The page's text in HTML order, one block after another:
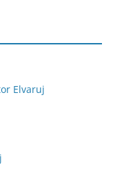
Elvaruj